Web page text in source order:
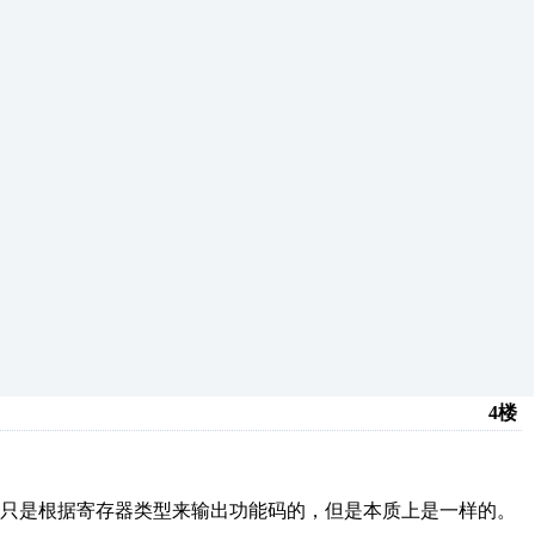
4楼
是根据寄存器类型来输出功能码的，但是本质上是一样的。